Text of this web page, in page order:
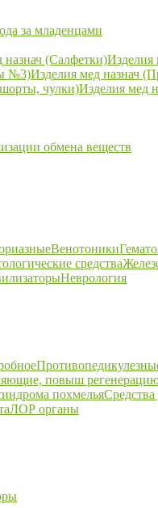
за младенцами
назнач (Салфетки)Изделия
№3)Изделия мед назнач
чулки)Изделия мед
обмена веществ
Венотоники
средства
Неврология
повыш
похмелья
ЛОР органы